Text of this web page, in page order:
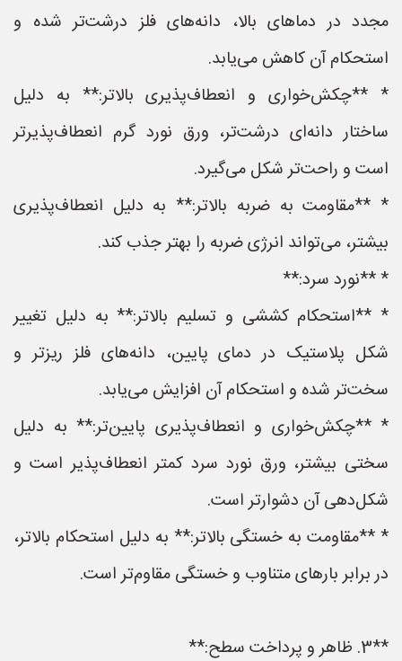
مجدد در دماهای بالا، دانه‌های فلز درشت‌تر شده و
استحکام آن کاهش می‌یابد.
* **چکش‌خواری و انعطاف‌پذیری بالاتر:** به دلیل
ساختار دانه‌ای درشت‌تر، ورق نورد گرم انعطاف‌پذیرتر
است و راحت‌تر شکل می‌گیرد.
* **مقاومت به ضربه بالاتر:** به دلیل انعطاف‌پذیری
بیشتر، می‌تواند انرژی ضربه را بهتر جذب کند.
* **نورد سرد:**
* **استحکام کششی و تسلیم بالاتر:** به دلیل تغییر
شکل پلاستیک در دمای پایین، دانه‌های فلز ریزتر و
سخت‌تر شده و استحکام آن افزایش می‌یابد.
* **چکش‌خواری و انعطاف‌پذیری پایین‌تر:** به دلیل
سختی بیشتر، ورق نورد سرد کمتر انعطاف‌پذیر است و
شکل‌دهی آن دشوارتر است.
* **مقاومت به خستگی بالاتر:** به دلیل استحکام بالاتر،
در برابر بارهای متناوب و خستگی مقاوم‌تر است.
**3. ظاهر و پرداخت سطح:**